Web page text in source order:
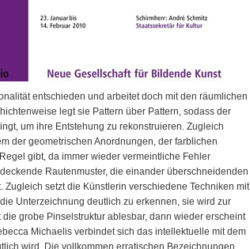
entschieden und arbeitet doch mit den räumlichen
legt sie Pattern über Pattern, sodass der
um ihre Entstehung zu rekonstruieren. Zugleich
der geometrischen Anordnungen, der farblichen
gibt, da immer wieder vermeintliche Fehler
Rautenmuster, die einander überschneidenden
setzt die Künstlerin verschiedene Techniken mit
Unterzeichnung deutlich zu erkennen, sie wird zur
grobe Pinselstruktur ablesbar, dann wieder erscheint
Michaelis verbindet sich das intellektuelle mit dem
wird. Die vollkommen erratischen Bezeichnungen